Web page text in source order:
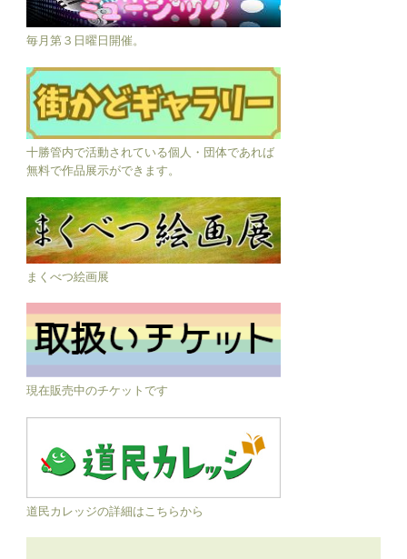
毎月第３日曜日開催。
十勝管内で活動されている個人・団体であれば
無料で作品展示ができます。
まくべつ絵画展
現在販売中のチケットです
道民カレッジの詳細はこちらから